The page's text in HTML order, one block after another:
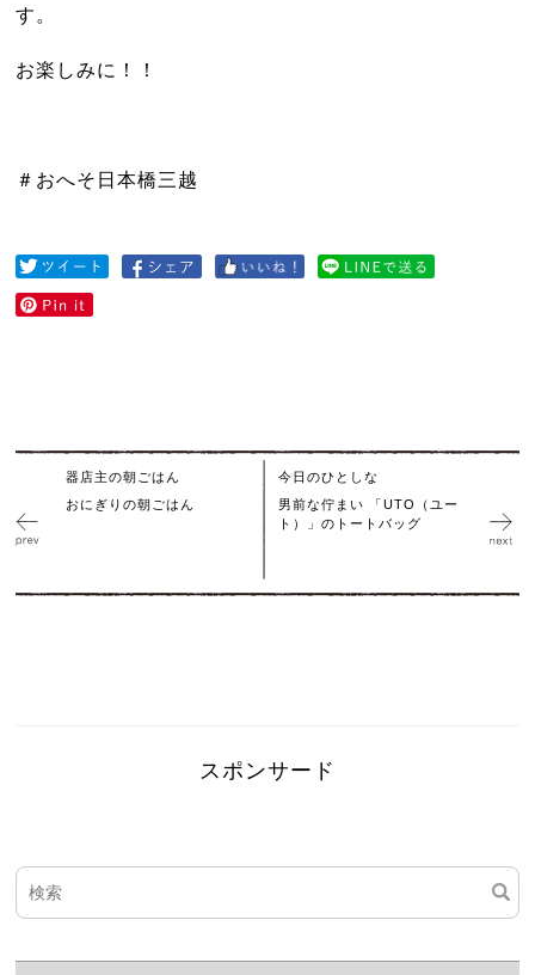
す。
お楽しみに！！
＃おへそ日本橋三越
器店主の朝ごはん
おにぎりの朝ごはん
今日のひとしな
男前な佇まい 「UTO（ユー
ト）」のトートバッグ
スポンサード